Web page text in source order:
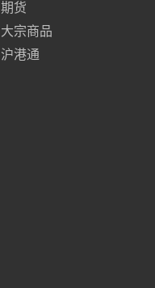
期货
大宗商品
沪港通